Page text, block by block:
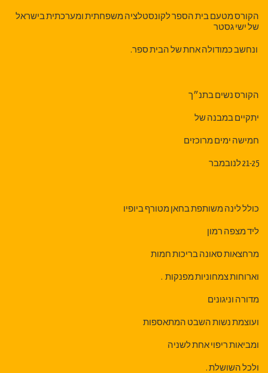
הקורס מטעם בית הספר לקונסטלציה משפחתית ומערכתית בישראל
של ישי גסטר
ונחשב כמודולה אחת של הבית ספר.
הקורס נשים בתנ״ך
יתקיים במבנה של
חמישה ימים מרוכזים
21-25 לנובמבר
כולל לינה משותפת בחאן מטורף ביופיו
ליד מצפה רמון
מרחצאות סאונה בריכות חמות
וארוחות צמחוניות מפנקות .
מדורה וניגונים
ועוצמת נשות השבט המתאספות
ומביאות ריפוי אחת לשניה
ולכל השושלת .